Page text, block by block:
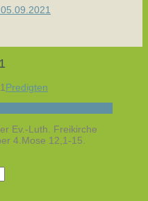
Predigten
Ev.-Luth. Freikirche
4.Mose 12,1-15.